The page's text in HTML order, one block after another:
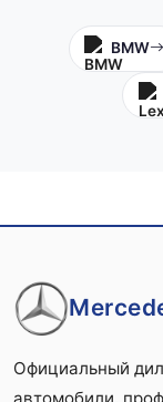
BMW
Официальный
автомобили,